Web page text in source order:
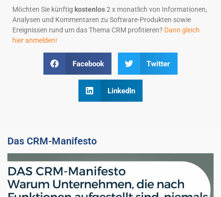
Möchten Sie künftig kostenlos2 x monatlich von Informationen,
Analysen und Kommentaren zu Software-Produkten sowie
Ereignissen rund um das Thema CRM profitieren? Dann gleich
hier anmelden!
Facebook Twitter
LinkedIn
Das CRM-Manifesto